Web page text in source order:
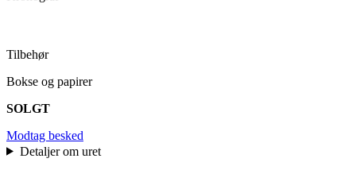
Tilbehør
Bokse og papirer
SOLGT
Modtag besked
Detaljer om uret